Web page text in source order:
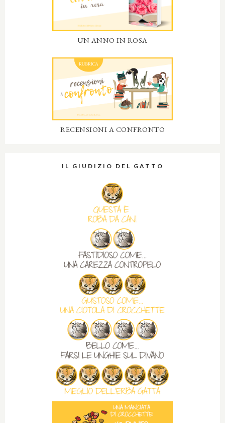
UN ANNO IN ROSA
RECENSIONI A CONFRONTO
IL GIUDIZIO DEL GATTO